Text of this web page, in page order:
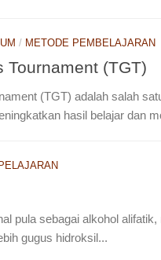
/ METODE PEMBELAJARAN
Tournament (TGT)
(TGT) adalah salah
hasil belajar dan
pula sebagai alkohol
gugus hidroksil...